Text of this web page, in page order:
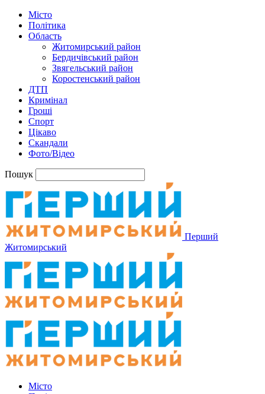
Місто
Політика
Область
Житомирський район
Бердичівський район
Звягельський район
Коростенський район
ДТП
Кримінал
Гроші
Спорт
Цікаво
Скандали
Фото/Відео
Пошук
Перший
Житомирський
Місто